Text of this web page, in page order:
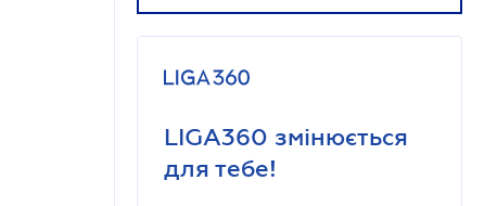
LIGA360 змінюється
для тебе!